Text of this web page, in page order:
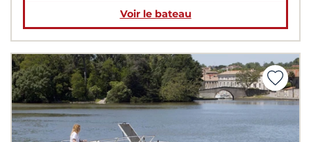
Voir le bateau